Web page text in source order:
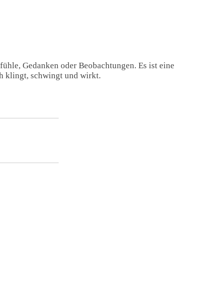
Gedanken oder Beobachtungen. Es ist eine
klingt, schwingt und wirkt.